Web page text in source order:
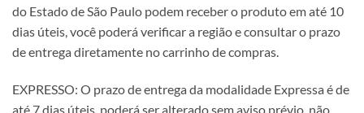
do Estado de São Paulo podem receber o produto em até 10
dias úteis, você poderá verificar a região e consultar o prazo
de entrega diretamente no carrinho de compras.
EXPRESSO: O prazo de entrega da modalidade Expressa é de
até 7 dias úteis, poderá ser alterado sem aviso prévio, não